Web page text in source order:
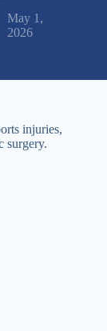
May 1,
2026
injuries,
surgery.